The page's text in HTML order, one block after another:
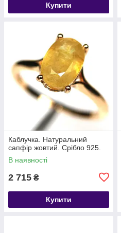
Купити
Каблучка. Натуральний
сапфір жовтий. Срібло 925.
В наявності
2 715 ₴
Купити